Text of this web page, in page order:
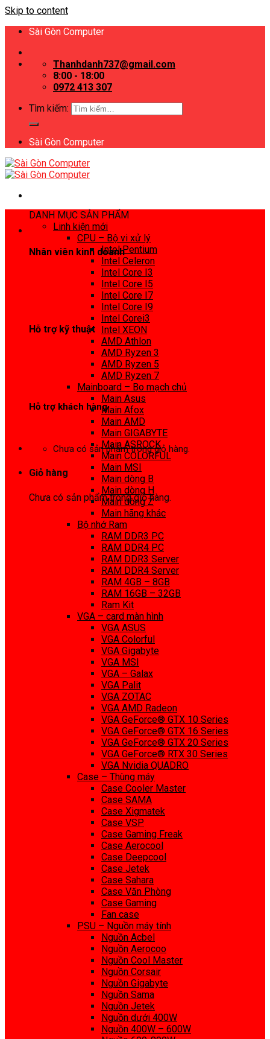
Skip to content
Sài Gòn Computer
Thanhdanh737@gmail.com
8:00 - 18:00
0972 413 307
Tìm kiếm:
Sài Gòn Computer
Nhân viên kinh doanh
Hỗ trợ kỹ thuật
Hỗ trợ khách hàng
Chưa có sản phẩm trong giỏ hàng.
Giỏ hàng
Chưa có sản phẩm trong giỏ hàng.
DANH MỤC SẢN PHẨM
Linh kiện mới
CPU – Bộ vi xử lý
Intel Pentium
Intel Celeron
Intel Core I3
Intel Core I5
Intel Core I7
Intel Core I9
Intel Corei3
Intel XEON
AMD Athlon
AMD Ryzen 3
AMD Ryzen 5
AMD Ryzen 7
Mainboard – Bo mạch chủ
Main Asus
Main Afox
Main AMD
Main GIGABYTE
Main ASROCK
Main COLORFUL
Main MSI
Main dòng B
Main dòng H
Main dòng Z
Main hãng khác
Bộ nhớ Ram
RAM DDR3 PC
RAM DDR4 PC
RAM DDR3 Server
RAM DDR4 Server
RAM 4GB – 8GB
RAM 16GB – 32GB
Ram Kit
VGA – card màn hình
VGA ASUS
VGA Colorful
VGA Gigabyte
VGA MSI
VGA – Galax
VGA Palit
VGA ZOTAC
VGA AMD Radeon
VGA GeForce® GTX 10 Series
VGA GeForce® GTX 16 Series
VGA GeForce® GTX 20 Series
VGA GeForce® RTX 30 Series
VGA Nvidia QUADRO
Case – Thùng máy
Case Cooler Master
Case SAMA
Case Xigmatek
Case VSP
Case Gaming Freak
Case Aerocool
Case Deepcool
Case Jetek
Case Sahara
Case Văn Phòng
Case Gaming
Fan case
PSU – Nguồn máy tính
Nguồn Acbel
Nguồn Aerocoo
Nguồn Cool Master
Nguồn Corsair
Nguồn Gigabyte
Nguồn Sama
Nguồn Jetek
Nguồn dưới 400W
Nguồn 400W – 600W